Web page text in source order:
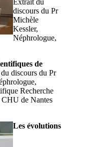
Extrait du
discours du Pr
Michèle
Kessler,
Néphrologue,
de
discours du Pr
Recherche
de Nantes
Les évolutions